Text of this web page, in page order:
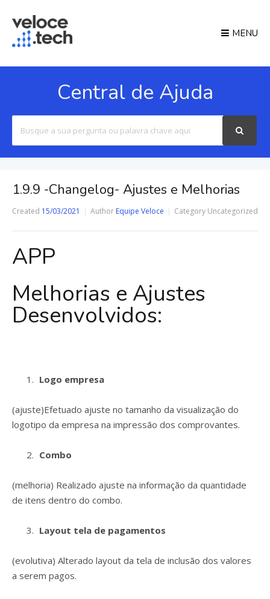
MENU
Central de Ajuda
For
1.9.9 -Changelog- Ajustes e Melhorias
Created 15/03/2021 Author Equipe Veloce Category Uncategorized
APP
Melhorias e Ajustes
Desenvolvidos:
Logo empresa
(ajuste)Efetuado ajuste no tamanho da visualização do
logotipo da empresa na impressão dos comprovantes.
Combo
(melhoria) Realizado ajuste na informação da quantidade
de itens dentro do combo.
Layout tela de pagamentos
(evolutiva) Alterado layout da tela de inclusão dos valores
a serem pagos.